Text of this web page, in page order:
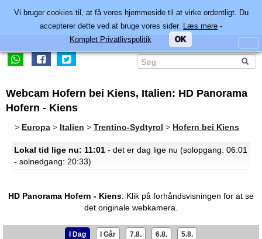
Webcam Hofern bei Kiens, Italien: HD Panorama
Hofern - Kiens
> Europa > Italien > Trentino-Sydtyrol > Hofern bei Kiens
Lokal tid lige nu: 11:01 - det er dag lige nu (solopgang: 06:01
- solnedgang: 20:33)
HD Panorama Hofern - Kiens: Klik på forhåndsvisningen for at se
det originale webkamera.
I Dag I Går 7.8. 6.8. 5.8.
Vi bruger cookies til, at få vores hjemmeside til at virke ordentligt. Du
accepterer dette ved at bruge vores sider. Læs mere -
Komplet Privatlivspolitik
OK